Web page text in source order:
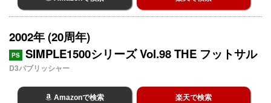
2002年 (20周年)
PS SIMPLE1500シリーズ Vol.98 THE フットサル
D3パブリッシャー
Amazonで検索 楽天で検索